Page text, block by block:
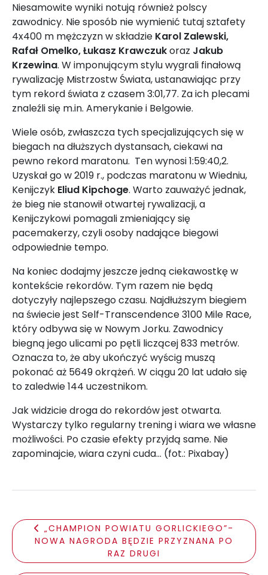
Niesamowite wyniki notują również polscy
zawodnicy. Nie sposób nie wymienić tutaj sztafety
4x400 m mężczyzn w składzie Karol Zalewski,
Rafał Omelko, Łukasz Krawczukoraz Jakub
Krzewina. W imponującym stylu wygrali finałową
rywalizację Mistrzostw Świata, ustanawiając przy
tym rekord świata z czasem 3:01,77. Za ich plecami
znaleźli się m.in. Amerykanie i Belgowie.
Wiele osób, zwłaszcza tych specjalizujących się w
biegach na dłuższych dystansach, ciekawi na
pewno rekord maratonu. Ten wynosi 1:59:40,2.
Uzyskał go w 2019 r., podczas maratonu w Wiedniu,
Kenijczyk Eliud Kipchoge. Warto zauważyć jednak,
że bieg nie stanowił otwartej rywalizacji, a
Kenijczykowi pomagali zmieniający się
pacemakerzy, czyli osoby nadające biegowi
odpowiednie tempo.
Na koniec dodajmy jeszcze jedną ciekawostkę w
kontekście rekordów. Tym razem nie będą
dotyczyły najlepszego czasu. Najdłuższym biegiem
na świecie jest Self-Transcendence 3100 Mile Race,
który odbywa się w Nowym Jorku. Zawodnicy
biegną jego ulicami po pętli liczącej 833 metrów.
Oznacza to, że aby ukończyć wyścig muszą
pokonać aż 5649 okrążeń. W ciągu 20 lat udało się
to zaledwie 144 uczestnikom.
Jak widzicie droga do rekordów jest otwarta.
Wystarczy tylko regularny trening i wiara we własne
możliwości. Po czasie efekty przyjdą same. Nie
zapominajcie, wiara czyni cuda… (fot.: Pixabay)
„CHAMPION POWIATU GORLICKIEGO”-
NOWA NAGRODA BĘDZIE PRZYZNANA PO
RAZ DRUGI